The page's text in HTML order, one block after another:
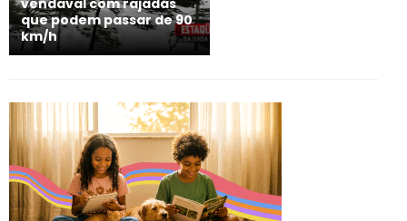
vendaval com rajadas
que podem passar de 90
km/h